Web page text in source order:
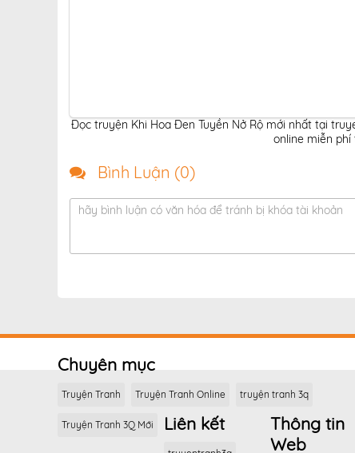
Đọc truyện Khi Hoa Đen Tuyền Nở Rộ mới nhất tại
online miễn
Bình Luận (0)
hãy bình luận có văn hóa để tránh bị khóa tài khoản
Chuyên mục
Truyện Tranh Truyện Tranh Online truyện tranh 3q
Truyện Tranh 3Q Mới Liên kết
Thông tin
Web